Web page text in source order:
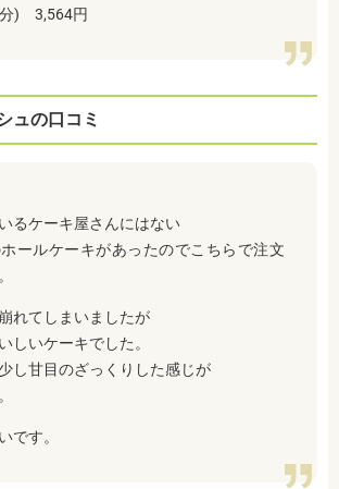
) 3,564円
ュの口コミ
るケーキ屋さんにはない
ールケーキがあったのでこちらで注文
れてしまいましたが
しいケーキでした。
し甘目のざっくりした感じが
です。